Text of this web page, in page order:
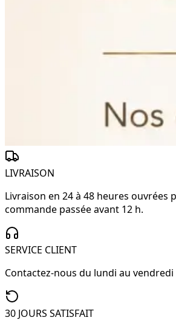
LIVRAISON
Livraison en 24 à 48 heures ouvrées
commande passée avant 12 h.
SERVICE CLIENT
Contactez-nous du lundi au vendredi
30 JOURS SATISFAIT